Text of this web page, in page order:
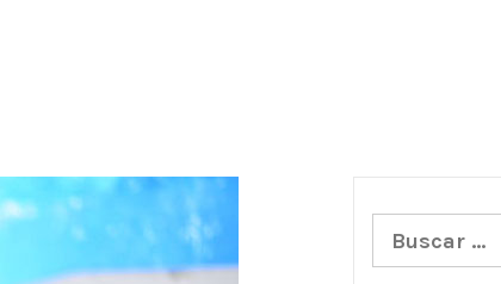
Buscar: